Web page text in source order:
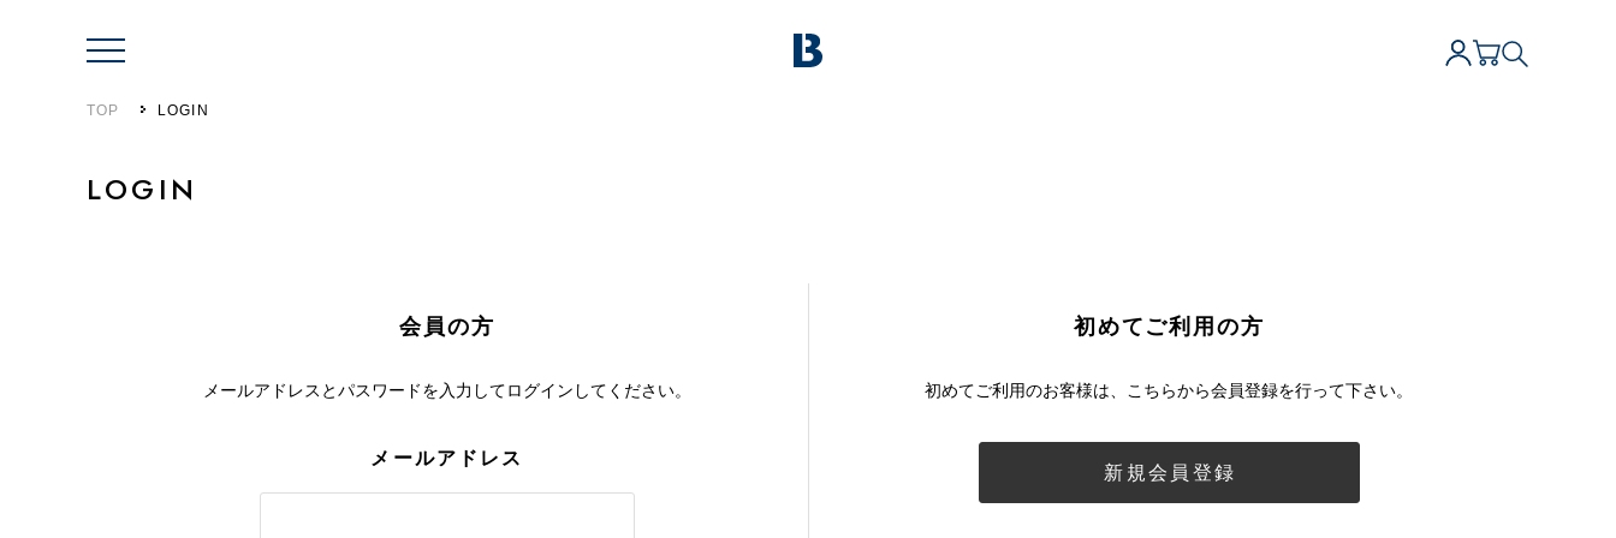
TOP LOGIN
LOGIN
会員の方
メールアドレスとパスワードを入力してログインしてください。
メールアドレス
初めてご利用の方
初めてご利用のお客様は、こちらから会員登録を行って下さい。
新規会員登録